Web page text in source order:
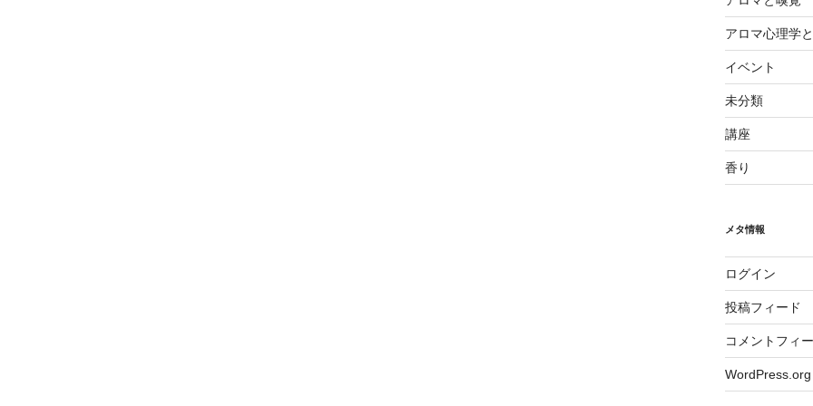
アロマ心理学
イベント
未分類
講座
香り
メタ情報
ログイン
投稿フィード
コメントフィ
WordPress.org